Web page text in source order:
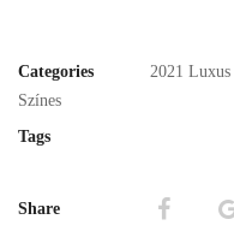
Categories 2021
Színes
Tags
Share